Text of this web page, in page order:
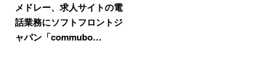
メドレー、求人サイトの電
話業務にソフトフロントジ
ャパン「commubo…